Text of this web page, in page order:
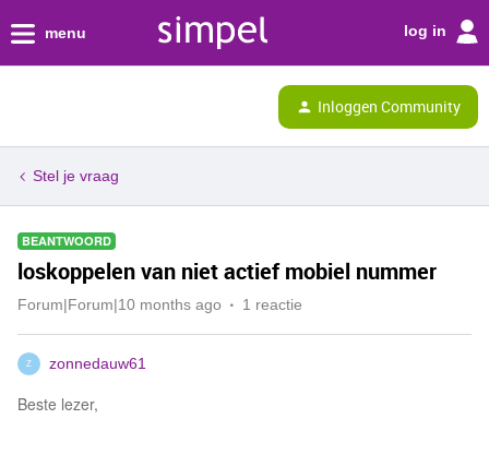
menu log in
Inloggen Community
Stel je vraag
BEANTWOORD
loskoppelen van niet actief mobiel nummer
Forum|Forum|10 months ago 1 reactie
Z zonnedauw61
Beste lezer,